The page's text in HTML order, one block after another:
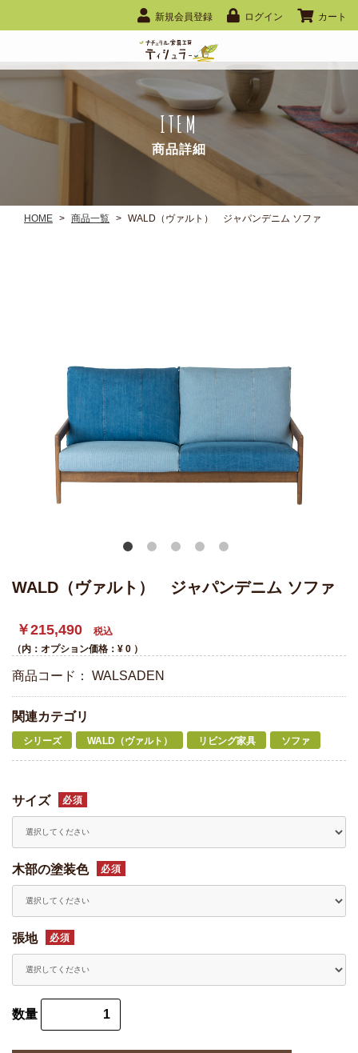
ITEM
商品詳細
新規会員登録 ログイン カート
HOME > 商品一覧 > WALD（ヴァルト） ジャパンデニム ソファ
WALD（ヴァルト） ジャパンデニム ソファ
￥215,490
税込
（内：オプション価格：¥ 0 ）
商品コード： WALSADEN
関連カテゴリ
シリーズ WALD（ヴァルト） リビング家具 ソファ
サイズ 必須
木部の塗装色 必須
張地 必須
数量